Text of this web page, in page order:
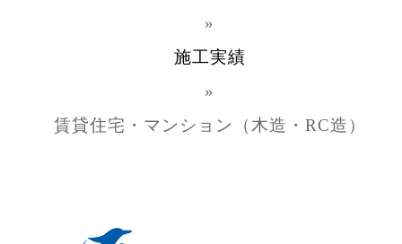
»
施工実績
»
賃貸住宅・マンション（木造・RC造）